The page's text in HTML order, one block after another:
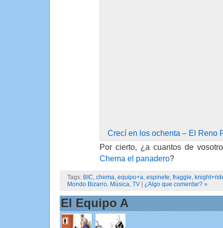
Crecí en los ochenta – El Reno
Por cierto, ¿a cuantos de
Chema el panadero?
Tags: BIC, chema, equipo+a, espinete, fraggle,
Mondo Bizarro, Música, TV ¿Algo que comentar? »
El Equipo A